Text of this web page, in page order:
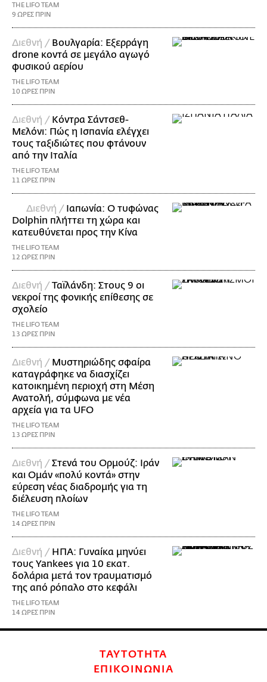
THE LIFO TEAM
9 ΩΡΕΣ ΠΡΙΝ
Διεθνή / Βουλγαρία: Εξερράγη
drone κοντά σε μεγάλο αγωγό
φυσικού αερίου
THE LIFO TEAM
10 ΩΡΕΣ ΠΡΙΝ
Διεθνή / Κόντρα Σάντσεθ-
Μελόνι: Πώς η Ισπανία ελέγχει
τους ταξιδιώτες που φτάνουν
από την Ιταλία
THE LIFO TEAM
11 ΩΡΕΣ ΠΡΙΝ
Διεθνή / Ιαπωνία: Ο τυφώνας
Dolphin πλήττει τη χώρα και
κατευθύνεται προς την Κίνα
THE LIFO TEAM
12 ΩΡΕΣ ΠΡΙΝ
Διεθνή /Ταϊλάνδη: Στους 9 οι
νεκροί της φονικής επίθεσης σε
σχολείο
THE LIFO TEAM
13 ΩΡΕΣ ΠΡΙΝ
Διεθνή / Μυστηριώδης σφαίρα
καταγράφηκε να διασχίζει
κατοικημένη περιοχή στη Μέση
Ανατολή, σύμφωνα με νέα
αρχεία για τα UFO
THE LIFO TEAM
13 ΩΡΕΣ ΠΡΙΝ
Διεθνή /Στενά του Ορμούζ: Ιράν
και Ομάν «πολύ κοντά» στην
εύρεση νέας διαδρομής για τη
διέλευση πλοίων
THE LIFO TEAM
14 ΩΡΕΣ ΠΡΙΝ
Διεθνή / ΗΠΑ: Γυναίκα μηνύει
τους Yankees για 10 εκατ.
δολάρια μετά τον τραυματισμό
της από ρόπαλο στο κεφάλι
THE LIFO TEAM
14 ΩΡΕΣ ΠΡΙΝ
ΤΑΥΤΟΤΗΤΑ
ΕΠΙΚΟΙΝΩΝΙΑ